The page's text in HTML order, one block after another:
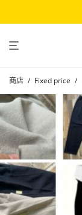
商店 / Fixed price /